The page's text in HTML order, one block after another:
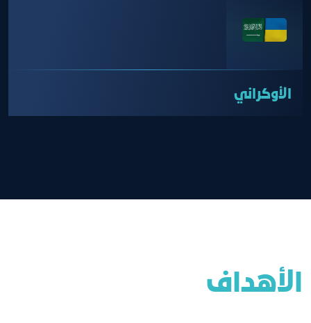
الأوكراني
الأهداف